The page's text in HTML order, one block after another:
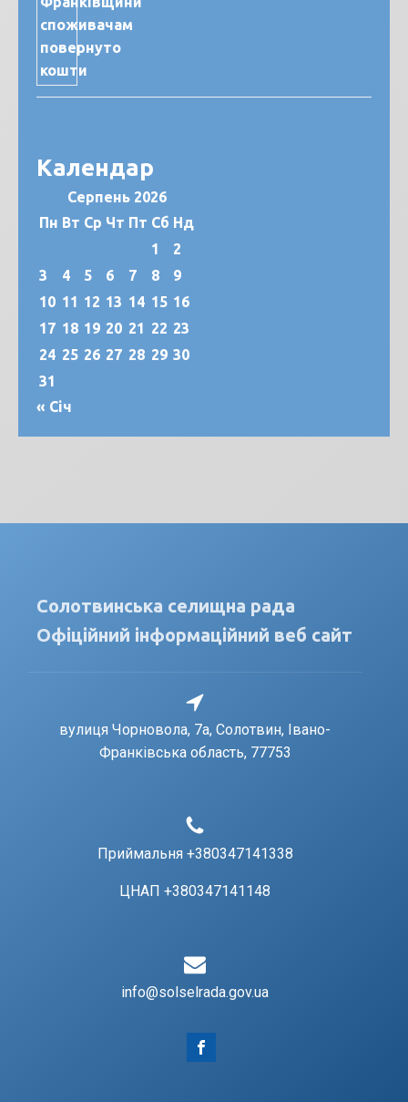
Календар
Серпень 2026
Пн Вт Ср Чт Пт Сб Нд
1
2
3
4 5 6 7 8
9
10 11 12 13 14 15 16
17 18 19 20 21 22 23
24 25 26 27 28 29 30
31
« Січ
Солотвинська селищна рада
Офіційний інформаційний веб сайт
вулиця Чорновола, 7a, Солотвин, Івано-
Франківська область, 77753
Приймальня +380347141338
ЦНАП +380347141148
info@solselrada.gov.ua